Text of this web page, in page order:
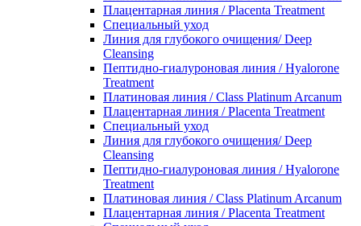
Плацентарная линия / Placenta Treatment
Специальный уход
Линия для глубокого очищения/ Deep
Cleansing
Пептидно-гиалуроновая линия / Hyalorone
Treatment
Платиновая линия / Class Platinum Arcanum
Плацентарная линия / Placenta Treatment
Специальный уход
Линия для глубокого очищения/ Deep
Cleansing
Пептидно-гиалуроновая линия / Hyalorone
Treatment
Платиновая линия / Class Platinum Arcanum
Плацентарная линия / Placenta Treatment